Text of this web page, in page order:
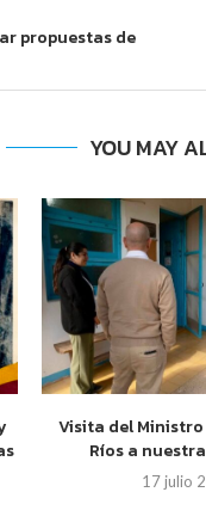
propuestas de
YOU MAY
Visita del Ministro
Ríos a
17 julio